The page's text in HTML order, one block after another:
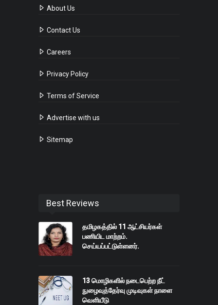
About Us
Contact Us
Careers
Privacy Policy
Terms of Service
Advertise with us
Sitemap
Best Reviews
தமிழகத்தில் 11 ஆட்சியர்கள்
பணியிட மாற்றம்.
செய்யப்பட்டுள்ளனர்.
13 மொழிகளில் நடைபெற்ற நீட்
நுழைவுத்தேர்வு முடிவுகள் நாளை
வெளியீடு